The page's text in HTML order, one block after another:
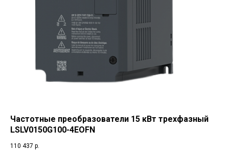
Частотные преобразователи 15 кВт трехфазный
LSLV0150G100-4EOFN
110 437 р.